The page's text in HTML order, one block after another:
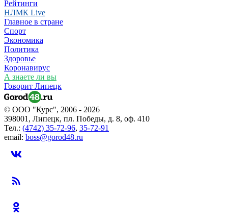
Рейтинги
НЛМК Live
Главное в стране
Спорт
Экономика
Политика
Здоровье
Коронавирус
А знаете ли вы
Говорит Липецк
© ООО "Курс", 2006 - 2026
398001, Липецк, пл. Победы, д. 8, оф. 410
Тел.: (4742) 35-72-96, 35-72-91
email: boss@gorod48.ru